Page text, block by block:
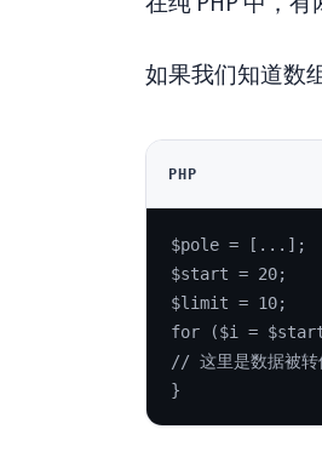
如果我们知道数
PHP
$pole = [...];
$start = 20;
$limit = 10;
for ($i =
// 这里是数据被转
}